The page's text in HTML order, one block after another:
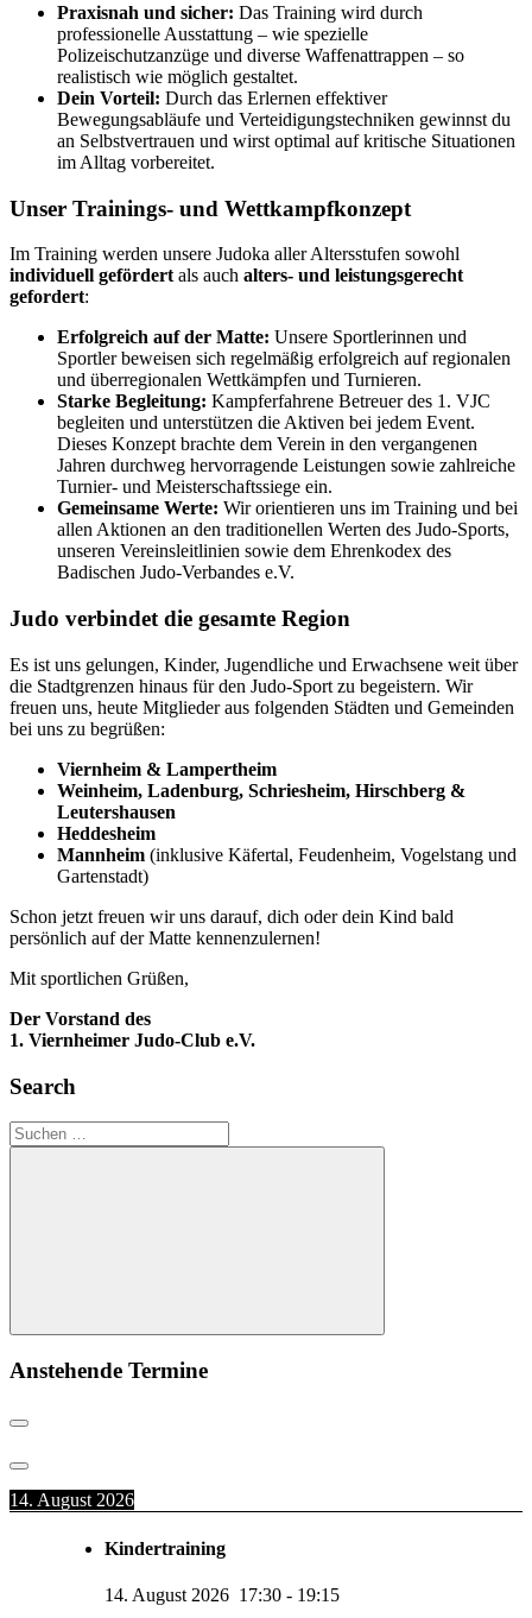
Praxisnah und sicher: Das Training wird durch
professionelle Ausstattung – wie spezielle
Polizeischutzanzüge und diverse Waffenattrappen – so
realistisch wie möglich gestaltet.
Dein Vorteil: Durch das Erlernen effektiver
Bewegungsabläufe und Verteidigungstechniken gewinnst du
an Selbstvertrauen und wirst optimal auf kritische Situationen
im Alltag vorbereitet.
Unser Trainings- und Wettkampfkonzept
Im Training werden unsere Judoka aller Altersstufen sowohl
individuell gefördertals auch alters- und leistungsgerecht
gefordert:
Erfolgreich auf der Matte: Unsere Sportlerinnen und
Sportler beweisen sich regelmäßig erfolgreich auf regionalen
und überregionalen Wettkämpfen und Turnieren.
Starke Begleitung: Kampferfahrene Betreuer des 1. VJC
begleiten und unterstützen die Aktiven bei jedem Event.
Dieses Konzept brachte dem Verein in den vergangenen
Jahren durchweg hervorragende Leistungen sowie zahlreiche
Turnier- und Meisterschaftssiege ein.
Gemeinsame Werte: Wir orientieren uns im Training und bei
allen Aktionen an den traditionellen Werten des Judo-Sports,
unseren Vereinsleitlinien sowie dem Ehrenkodex des
Badischen Judo-Verbandes e.V.
Judo verbindet die gesamte Region
Es ist uns gelungen, Kinder, Jugendliche und Erwachsene weit über
die Stadtgrenzen hinaus für den Judo-Sport zu begeistern. Wir
freuen uns, heute Mitglieder aus folgenden Städten und Gemeinden
bei uns zu begrüßen:
Viernheim & Lampertheim
Weinheim, Ladenburg, Schriesheim, Hirschberg &
Leutershausen
Heddesheim
Mannheim (inklusive Käfertal, Feudenheim, Vogelstang und
Gartenstadt)
Schon jetzt freuen wir uns darauf, dich oder dein Kind bald
persönlich auf der Matte kennenzulernen!
Mit sportlichen Grüßen,
Der Vorstand des
1. Viernheimer Judo-Club e.V.
Search
Suchen
nach:
Suchen
Anstehende Termine
14. August 2026
Kindertraining
14. August 2026 17:30 - 19:15